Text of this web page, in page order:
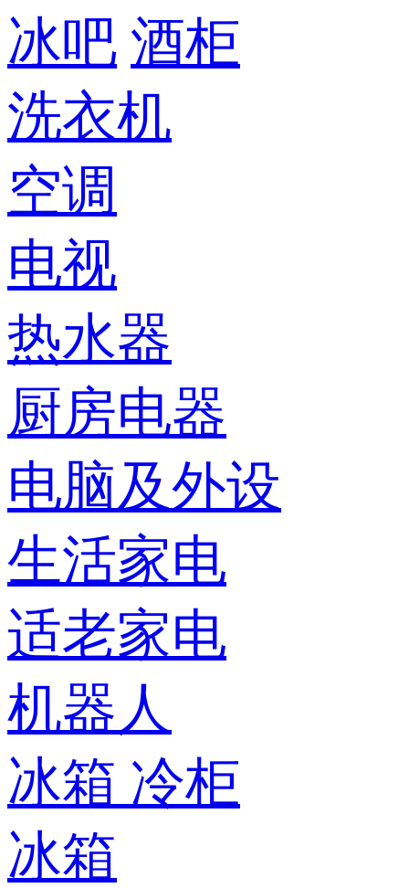
冰吧 酒柜
洗衣机
空调
电视
热水器
厨房电器
电脑及外设
生活家电
适老家电
机器人
冰箱 冷柜
冰箱